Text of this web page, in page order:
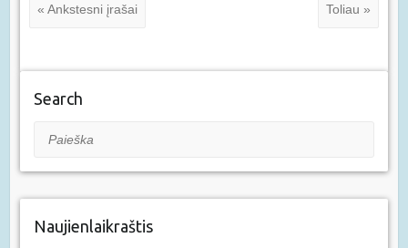
« Ankstesni įrašai Toliau »
Search
Paieška
Naujienlaikraštis